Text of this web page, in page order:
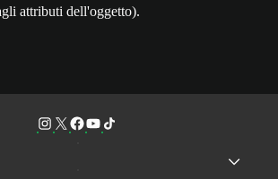
attributi dell'oggetto).